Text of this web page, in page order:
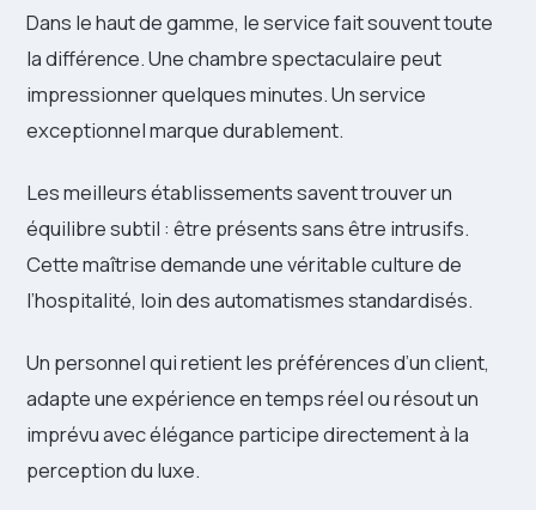
Dans le haut de gamme, le service fait souvent toute
la différence. Une chambre spectaculaire peut
impressionner quelques minutes. Un service
exceptionnel marque durablement.
Les meilleurs établissements savent trouver un
équilibre subtil : être présents sans être intrusifs.
Cette maîtrise demande une véritable culture de
l’hospitalité, loin des automatismes standardisés.
Un personnel qui retient les préférences d’un client,
adapte une expérience en temps réel ou résout un
imprévu avec élégance participe directement à la
perception du luxe.